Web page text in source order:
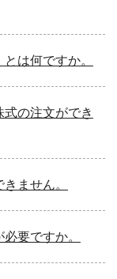
は何ですか。
式の注文ができ
ません。
要ですか。